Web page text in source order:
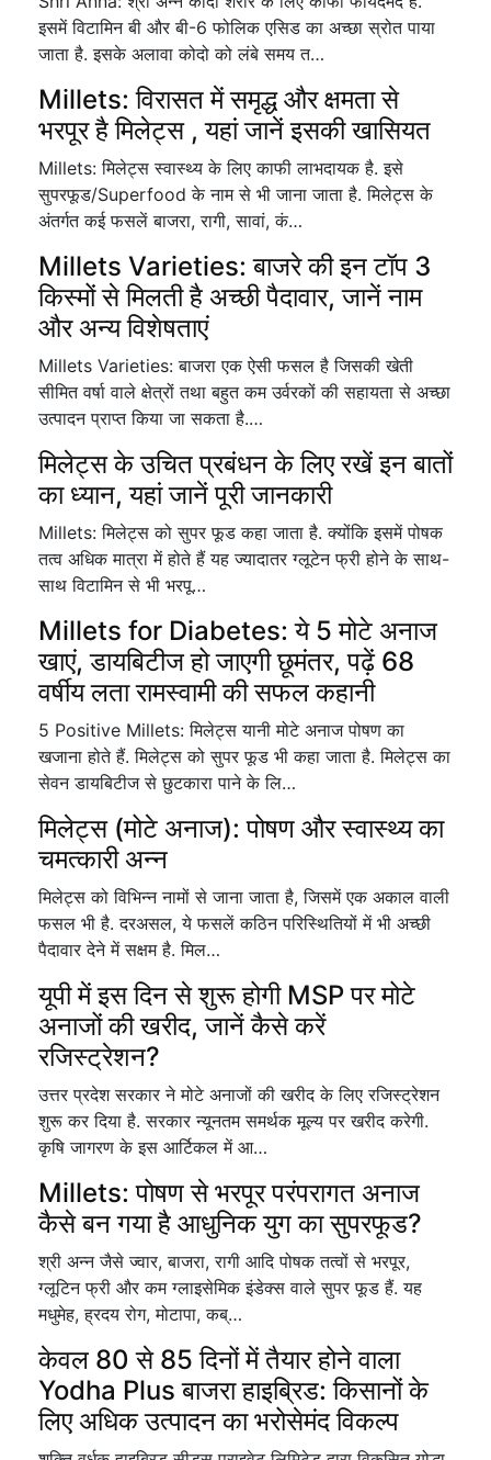
इसमें विटामिन बी और बी-6 फोलिक एसिड का अच्छा स्रोत पाया
जाता है. इसके अलावा कोदो को लंबे समय त…
Millets: विरासत में समृद्ध और क्षमता से
भरपूर है मिलेट्स , यहां जानें इसकी खासियत
Millets: मिलेट्स स्वास्थ्य के लिए काफी लाभदायक है. इसे
सुपरफूड/Superfood के नाम से भी जाना जाता है. मिलेट्स के
अंतर्गत कई फसलें बाजरा, रागी, सावां, कं…
Millets Varieties: बाजरे की इन टॉप 3
किस्मों से मिलती है अच्छी पैदावार, जानें नाम
और अन्य विशेषताएं
Millets Varieties: बाजरा एक ऐसी फसल है जिसकी खेती
सीमित वर्षा वाले क्षेत्रों तथा बहुत कम उर्वरकों की सहायता से अच्छा
उत्पादन प्राप्त किया जा सकता है.…
मिलेट्स के उचित प्रबंधन के लिए रखें इन बातों
का ध्यान, यहां जानें पूरी जानकारी
Millets: मिलेट्स को सुपर फूड कहा जाता है. क्योंकि इसमें पोषक
तत्व अधिक मात्रा में होते हैं यह ज्यादातर ग्लूटेन फ्री होने के साथ-
साथ विटामिन से भी भरपू…
Millets for Diabetes: ये 5 मोटे अनाज
खाएं, डायबिटीज हो जाएगी छूमंतर, पढ़ें 68
वर्षीय लता रामस्वामी की सफल कहानी
5 Positive Millets: मिलेट्स यानी मोटे अनाज पोषण का
खजाना होते हैं. मिलेट्स को सुपर फूड भी कहा जाता है. मिलेट्स का
सेवन डायबिटीज से छुटकारा पाने के लि…
मिलेट्स (मोटे अनाज): पोषण और स्वास्थ्य का
चमत्कारी अन्न
मिलेट्स को विभिन्न नामों से जाना जाता है, जिसमें एक अकाल वाली
फसल भी है. दरअसल, ये फसलें कठिन परिस्थितियों में भी अच्छी
पैदावार देने में सक्षम है. मिल…
यूपी में इस दिन से शुरू होगी MSP पर मोटे
अनाजों की खरीद, जानें कैसे करें
रजिस्ट्रेशन?
उत्तर प्रदेश सरकार ने मोटे अनाजों की खरीद के लिए रजिस्ट्रेशन
शुरू कर दिया है. सरकार न्यूनतम समर्थक मूल्य पर खरीद करेगी.
कृषि जागरण के इस आर्टिकल में आ…
Millets: पोषण से भरपूर परंपरागत अनाज
कैसे बन गया है आधुनिक युग का सुपरफूड?
श्री अन्न जैसे ज्वार, बाजरा, रागी आदि पोषक तत्वों से भरपूर,
ग्लूटिन फ्री और कम ग्लाइसेमिक इंडेक्स वाले सुपर फूड हैं. यह
मधुमेह, ह्रदय रोग, मोटापा, कब्…
केवल 80 से 85 दिनों में तैयार होने वाला
Yodha Plus बाजरा हाइब्रिड: किसानों के
लिए अधिक उत्पादन का भरोसेमंद विकल्प